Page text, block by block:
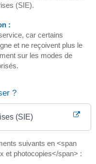
(SIE).
:
car certains
et ne reçoivent plus le
sur les modes de
?
(SIE)
suivants en <span
et photocopies</span> :